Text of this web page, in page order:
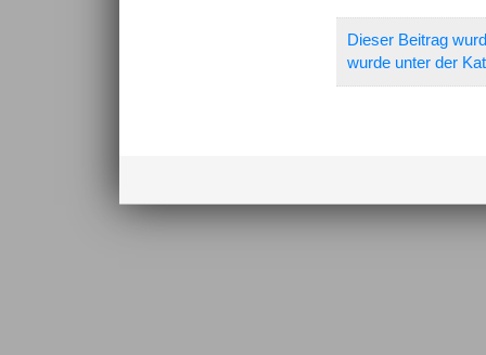
Dieser Beitrag
wurde unter der